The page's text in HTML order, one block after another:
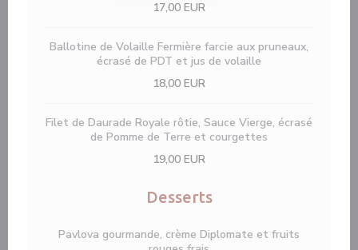
17,00 EUR
Ballotine de Volaille Fermière farcie aux pruneaux,
écrasé de PDT et jus de volaille
18,00 EUR
Filet de Daurade Royale rôtie, Sauce Vierge, écrasé
de Pomme de Terre et courgettes
19,00 EUR
Desserts
Pavlova gourmande, crème Diplomate et fruits